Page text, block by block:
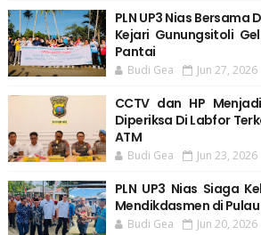
PLN UP3 Nias
Kejari Gunungsitoli
Pantai
Budi Gea Jun 27, 2026
CCTV dan HP
Diperiksa Di Labfor
ATM
Budi Gea Jun 23, 2026
PLN UP3 Nias Siaga
Mendikdasmen di Pulau
Budi Gea Jun 20, 2026